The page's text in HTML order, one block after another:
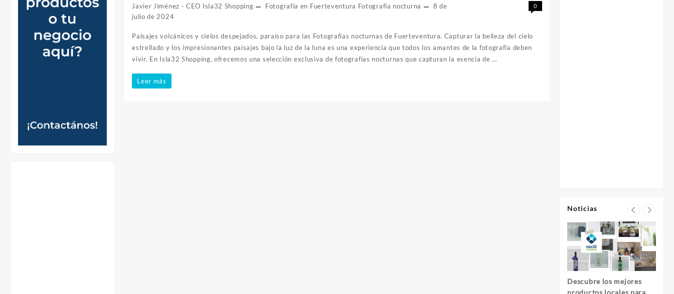
Javier Jiménez - CEO Isla32 Shopping Fotografía en Fuerteventura Fotografía nocturna
8 de
julio de 2024
0
Paisajes volcánicos y cielos despejados, paraíso para las Fotografías nocturnas de Fuerteventura. Capturar la belleza del cielo
estrellado y los impresionantes paisajes bajo la luz de la luna es una experiencia que todos los amantes de la fotografía deben
vivir. En Isla32 Shopping, ofrecemos una selección exclusiva de fotografías nocturnas que capturan la esencia de …
Descubre
Leer más
Noticias
Descubre los mejores